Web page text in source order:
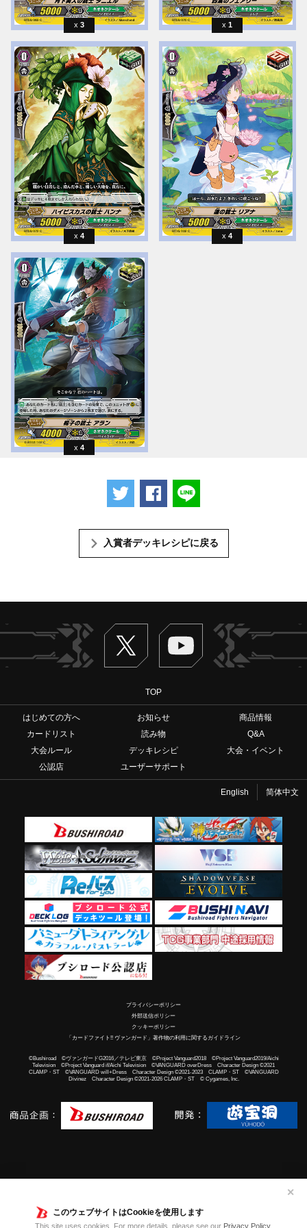
このウェブサイトはCookieを使用します
This site uses cookies. For more details, please see our Privacy Policy.
✕
3 1
4 4
4
ツイートするFacebookでシェアする
入賞者デッキレシピに戻る
Twitter ヴァンガードch
TOP
はじめての方へ お知らせ
商品情報
カードリスト
読み物
Q&A
大会ルール
デッキレシピ
大会・イベント
公認店
ユーザーサポート
English 简体中文
プライバシーポリシー
外部送信ポリシー
クッキーポリシー
「カードファイト!! ヴァンガード」著作物の利用に関するガイドライン
©Bushiroad ©ヴァンガードG2016／テレビ東京 ©Project Vanguard2018 ©Project Vanguard2019/Aichi
Television ©Project Vanguard if/Aichi Television ©VANGUARD overDress Character Design ©2021
CLAMP・ST ©VANGUARD will+Dress Character Design ©2021-2023 CLAMP・ST ©VANGUARD
Divinez Character Design ©2021-2026 CLAMP・ST © Cygames, Inc.